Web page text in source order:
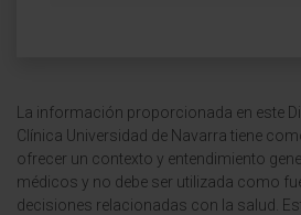
La información proporcionada en este
Clínica Universidad de Navarra tiene
ofrecer un contexto y entendimiento
médicos y no debe ser utilizada como
decisiones relacionadas con la salud.